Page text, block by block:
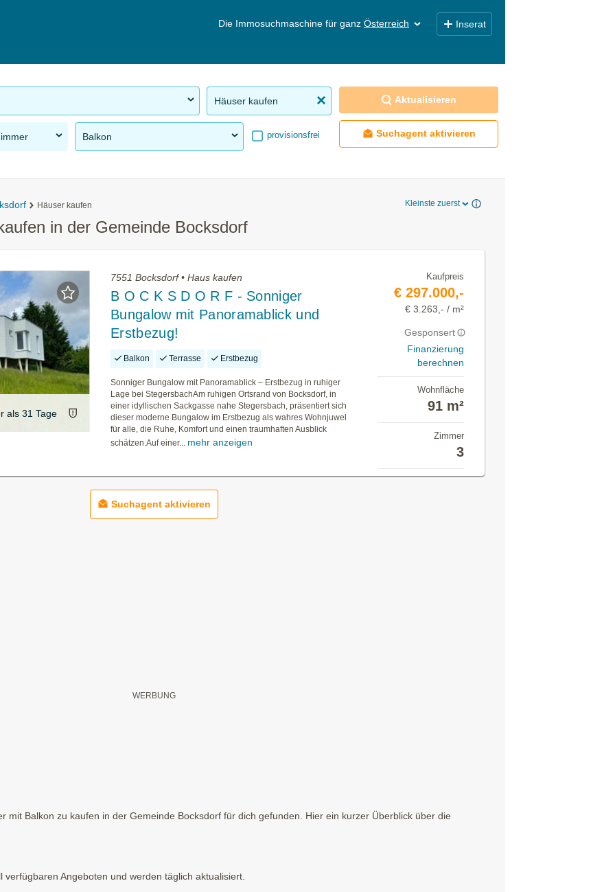
Die Immosuchmaschine für ganz Österreich Inserat
Häuser kaufen
Balkon provisionsfrei
Aktualisieren
Suchagent aktivieren
Häuser kaufen Kleinste zuerst
in der Gemeinde Bocksdorf
als 31 Tage
7551 Bocksdorf • Haus kaufen
B O C K S D O R F - Sonniger
Bungalow mit Panoramablick und
Erstbezug!
Balkon Terrasse Erstbezug
Sonniger Bungalow mit Panoramablick – Erstbezug in ruhiger
Lage bei StegersbachAm ruhigen Ortsrand von Bocksdorf, in
einer idyllischen Sackgasse nahe Stegersbach, präsentiert sich
dieser moderne Bungalow im Erstbezug als wahres Wohnjuwel
für alle, die Ruhe, Komfort und einen traumhaften Ausblick
schätzen.Auf einer... mehr anzeigen
Kaufpreis
€ 297.000,-
€ 3.263,- / m²
Gesponsert
Finanzierung
berechnen
Wohnfläche
91 m²
Zimmer
3
Suchagent aktivieren
mit Balkon zu kaufen in der Gemeinde Bocksdorf für dich gefunden. Hier ein kurzer Überblick über die
Angeboten und werden täglich aktualisiert.